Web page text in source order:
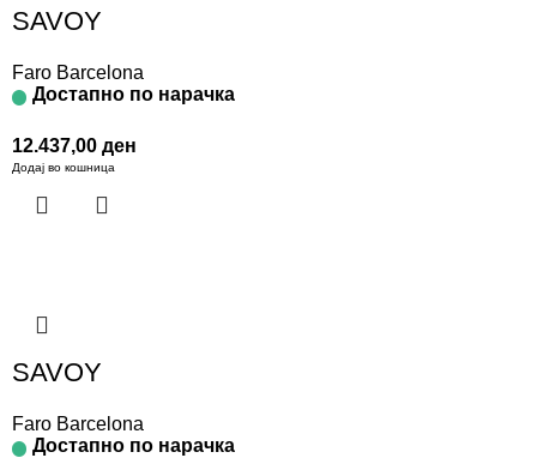
SAVOY
Faro Barcelona
Достапно по нарачка
12.437,00 ден
Додај во кошница
SAVOY
Faro Barcelona
Достапно по нарачка